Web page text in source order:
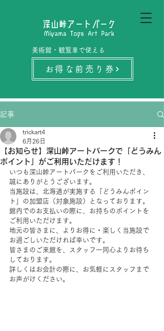
美術館・観覧車で使える
お得な前売り券
記事
【お知らせ】深山峠アートパークで「どうみん
ポイント」がご利用いただけます！
trickart4
6月26日
いつも深山峠アートパークをご利用いただき、
誠にありがとうございます。
当施設は、北海道が実施する「どうみんポイン
ト」の加盟店（対象施設）となっております。
館内でのお支払いの際に、お持ちのポイントを
ご利用いただけます。
地元の皆さまに、よりお得に・楽しく当施設で
お過ごしいただければ幸いです。
皆さまのご来館を、スタッフ一同心よりお待ち
しております。
詳しくはお会計の際に、お気軽にスタッフまで
お声がけください。